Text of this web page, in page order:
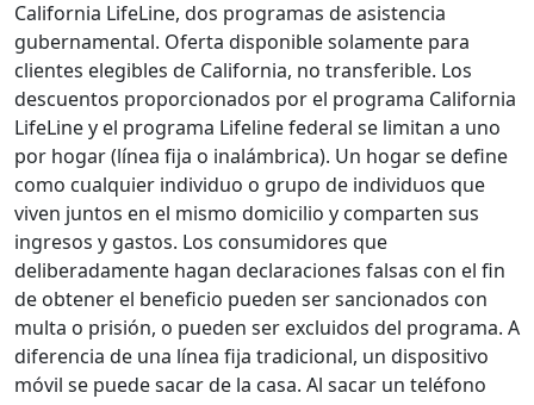
California LifeLine, dos programas de asistencia
gubernamental. Oferta disponible solamente para
clientes elegibles de California, no transferible. Los
descuentos proporcionados por el programa California
LifeLine y el programa Lifeline federal se limitan a uno
por hogar (línea fija o inalámbrica). Un hogar se define
como cualquier individuo o grupo de individuos que
viven juntos en el mismo domicilio y comparten sus
ingresos y gastos. Los consumidores que
deliberadamente hagan declaraciones falsas con el fin
de obtener el beneficio pueden ser sancionados con
multa o prisión, o pueden ser excluidos del programa. A
diferencia de una línea fija tradicional, un dispositivo
móvil se puede sacar de la casa. Al sacar un teléfono